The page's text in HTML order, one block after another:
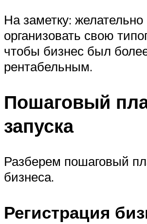
На заметку: желательно
организовать свою
чтобы бизнес был
рентабельным.
Пошаговый
запуска
Разберем пошаговый
бизнеса.
Регистрация